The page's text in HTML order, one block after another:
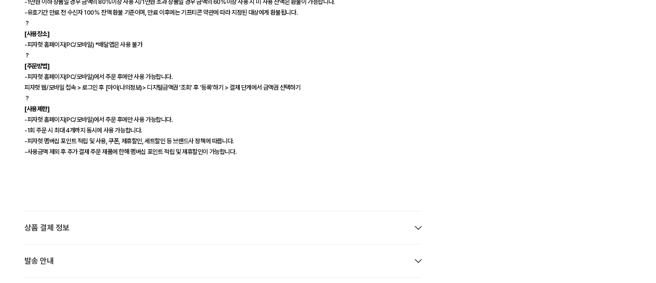
-1만원 이하 상품일 경우 금액의 80%이상 사용 시/1만원 초과 상품일 경우 금액의 60%이상 사용 시 미 사용 잔액은 환불이 가능합니다.
-유효기간 만료 전 수신자 100% 잔액 환불 기준이며, 만료 이후에는 기프티콘 약관에 따라 지정된 대상에게 환불됩니다.
？
[사용장소]
-피자헛 홈페이지(PC/모바일) *배달앱은 사용 불가
？
[주문방법]
-피자헛 홈페이지(PC/모바일)에서 주문 후에만 사용 가능합니다.
피자헛 웹/모바일 접속 > 로그인 후 [마이(나의정보)> 디지털금액권 '조회' 후 '등록'하기 > 결제 단계에서 금액권 선택하기
？
[사용제한]
-피자헛 홈페이지(PC/모바일)에서 주문 후에만 사용 가능합니다.
-1회 주문 시 최대 4개까지 동시에 사용 가능합니다.
-피자헛 멤버십 포인트 적립 및 사용, 쿠폰, 제휴할인, 세트할인 등 브랜드사 정책에 따릅니다.
-사용금액 제외 후 추가 결제 주문 제품에 한해 멤버십 포인트 적립 및 제휴할인이 가능합니다.
상품 결제 정보
발송 안내